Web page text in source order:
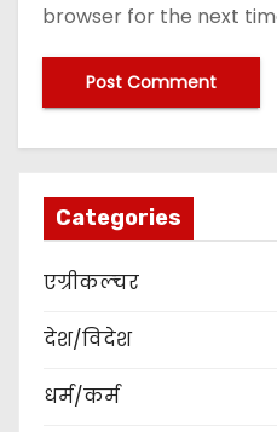
browser for the next
Categories
एग्रीकल्चर
देश/विदेश
धर्म/कर्म